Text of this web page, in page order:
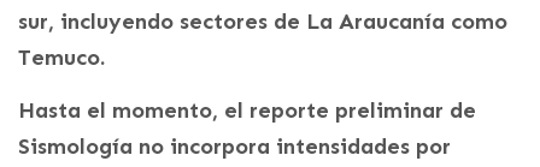
sur, incluyendo sectores de La Araucanía como
Temuco.
Hasta el momento, el reporte preliminar de
Sismología no incorpora intensidades por